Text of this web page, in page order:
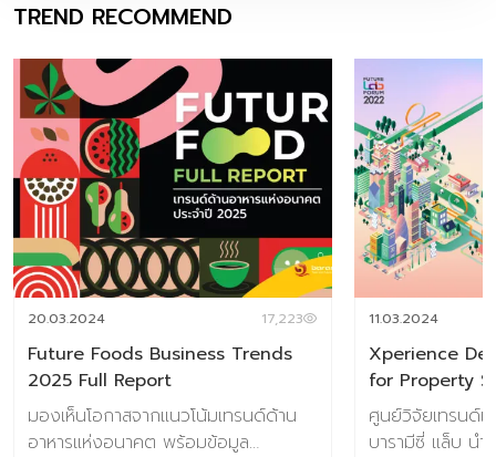
TREND RECOMMEND
20.03.2024 17,223
Future Foods Business Trends
2025 Full Report
มองเห็นโอกาสจากแนวโน้มเทรนด์ด้าน
อาหารแห่งอนาคต พร้อมข้อมูล
11.03.2024
Xperience
for Property
ศูนย์วิจัยเทรนด์
บารามีซี่ แล็บ น